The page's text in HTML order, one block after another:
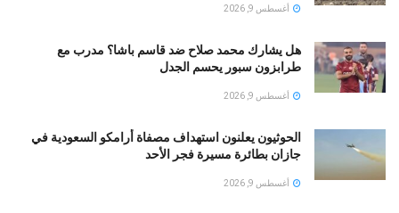
أغسطس 9, 2026
هل يشارك محمد صلاح ضد قاسم باشا؟ مدرب مع
طرابزون سبور يحسم الجدل
أغسطس 9, 2026
الحوثيون يعلنون استهداف مصفاة أرامكو السعودية في
جازان بطائرة مسيرة فجر الأحد
أغسطس 9, 2026